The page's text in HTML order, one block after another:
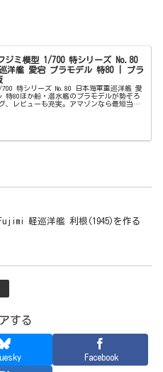
ジミ模型 1/700 特シリーズ No.80
巡洋艦 愛宕 プラモデル 特80 | プラ
特シリーズ No.80 日本海軍重巡洋艦 愛
特80ほか船・潜水艦のプラモデルが勢ぞろ
、レビューも充実。アマゾンなら最短当日
軽巡洋艦 利根(1945)を作る
する
Facebook